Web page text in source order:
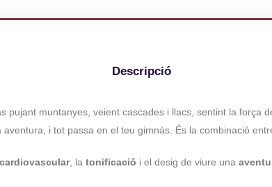
Descripció
pujant muntanyes, veient cascades i llacs, sentint la força
i tot passa en el teu gimnàs. És la combinació
cardiovascular, la tonificació i el desig de viure una